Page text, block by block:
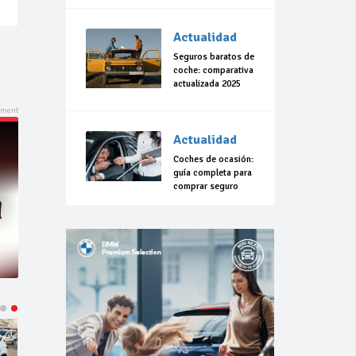
Actualidad
Seguros baratos de
coche: comparativa
actualizada 2025
Actualidad
Coches de ocasión:
guía completa para
comprar seguro